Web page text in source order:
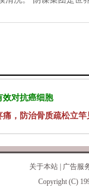
效对抗癌细胞
，防治骨质疏松立竿
关于本站
广告服
Copyright (C)